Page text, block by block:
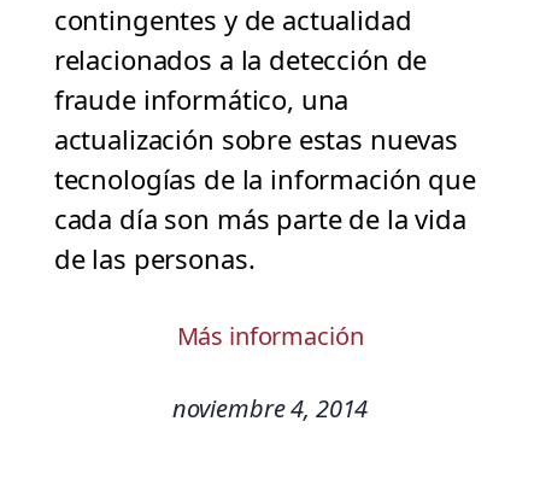
contingentes y de actualidad
relacionados a la detección de
fraude informático, una
actualización sobre estas nuevas
tecnologías de la información que
cada día son más parte de la vida
de las personas.
Más información
noviembre 4, 2014